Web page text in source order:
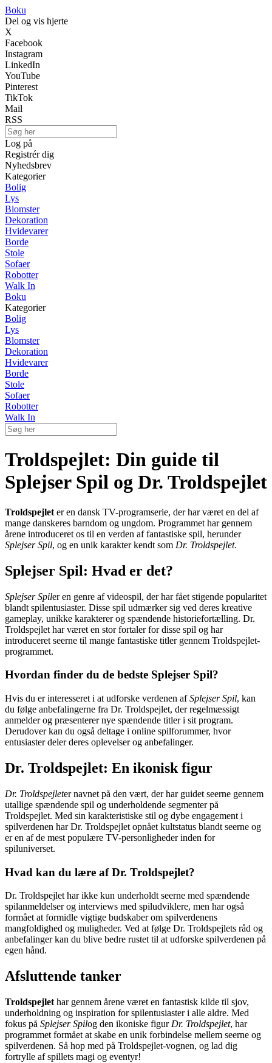
Boku
Del og vis hjerte
X
Facebook
Instagram
LinkedIn
YouTube
Pinterest
TikTok
Mail
RSS
Log på
Registrér dig
Nyhedsbrev
Kategorier
Bolig
Lys
Blomster
Dekoration
Hvidevarer
Borde
Stole
Sofaer
Robotter
Walk In
Boku
Kategorier
Bolig
Lys
Blomster
Dekoration
Hvidevarer
Borde
Stole
Sofaer
Robotter
Walk In
Troldspejlet: Din guide til
Splejser Spil og Dr. Troldspejlet
Troldspejlet er en dansk TV-programserie, der har været en del af
mange danskeres barndom og ungdom. Programmet har gennem
årene introduceret os til en verden af fantastiske spil, herunder
Splejser Spil, og en unik karakter kendt som Dr. Troldspejlet.
Splejser Spil: Hvad er det?
Splejser Spiler en genre af videospil, der har fået stigende popularitet
blandt spilentusiaster. Disse spil udmærker sig ved deres kreative
gameplay, unikke karakterer og spændende historiefortælling. Dr.
Troldspejlet har været en stor fortaler for disse spil og har
introduceret seerne til mange fantastiske titler gennem Troldspejlet-
programmet.
Hvordan finder du de bedste Splejser Spil?
Hvis du er interesseret i at udforske verdenen afSplejser Spil, kan
du følge anbefalingerne fra Dr. Troldspejlet, der regelmæssigt
anmelder og præsenterer nye spændende titler i sit program.
Derudover kan du også deltage i online spilforummer, hvor
entusiaster deler deres oplevelser og anbefalinger.
Dr. Troldspejlet: En ikonisk figur
Dr. Troldspejleter navnet på den vært, der har guidet seerne gennem
utallige spændende spil og underholdende segmenter på
Troldspejlet. Med sin karakteristiske stil og dybe engagement i
spilverdenen har Dr. Troldspejlet opnået kultstatus blandt seerne og
er en af de mest populære TV-personligheder inden for
spiluniverset.
Hvad kan du lære af Dr. Troldspejlet?
Dr. Troldspejlet har ikke kun underholdt seerne med spændende
spilanmeldelser og interviews med spiludviklere, men har også
formået at formidle vigtige budskaber om spilverdenens
mangfoldighed og muligheder. Ved at følge Dr. Troldspejlets råd og
anbefalinger kan du blive bedre rustet til at udforske spilverdenen på
egen hånd.
Afsluttende tanker
Troldspejlet har gennem årene været en fantastisk kilde til sjov,
underholdning og inspiration for spilentusiaster i alle aldre. Med
fokus på Splejser Spilog den ikoniske figur Dr. Troldspejlet, har
programmet formået at skabe en unik forbindelse mellem seerne og
spilverdenen. Så hop med på Troldspejlet-vognen, og lad dig
fortrylle af spillets magi og eventyr!